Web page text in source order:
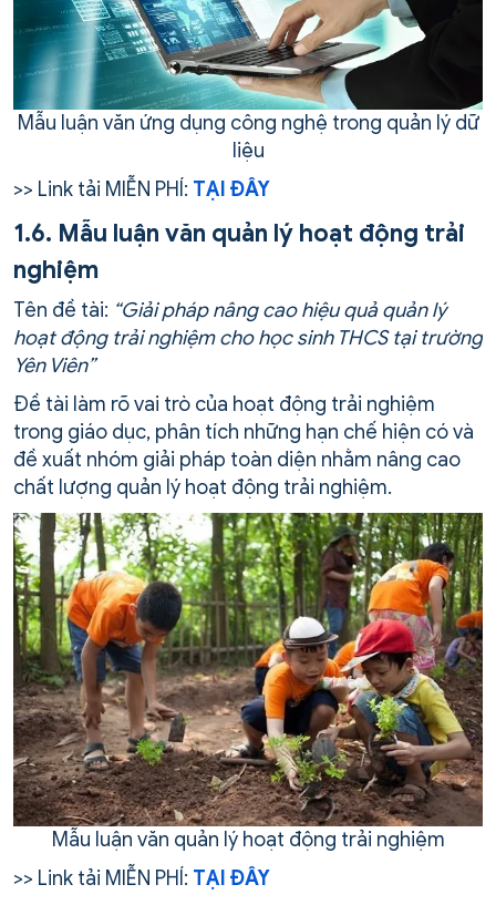
Mẫu luận văn ứng dụng công nghệ trong quản lý dữ
liệu
>> Link tải MIỄN PHÍ: TẠI ĐÂY
1.6. Mẫu luận văn quản lý hoạt động trải
nghiệm
Tên đề tài: “Giải pháp nâng cao hiệu quả quản lý
hoạt động trải nghiệm cho học sinh THCS tại trường
Yên Viên”
Đề tài làm rõ vai trò của hoạt động trải nghiệm
trong giáo dục, phân tích những hạn chế hiện có và
đề xuất nhóm giải pháp toàn diện nhằm nâng cao
chất lượng quản lý hoạt động trải nghiệm.
Mẫu luận văn quản lý hoạt động trải nghiệm
>> Link tải MIỄN PHÍ: TẠI ĐÂY